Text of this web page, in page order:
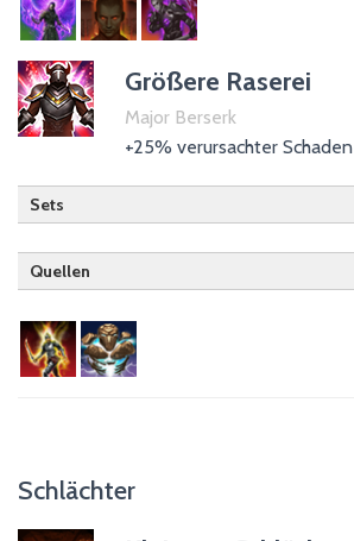
Heilungsstab
Kriegergilde
Größere Raserei
Major Berserk
+25% verursachter Schaden
Sets
Quellen
Schlächter